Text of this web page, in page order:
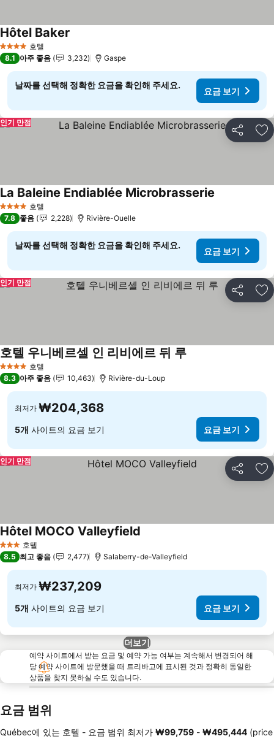
4 성급 호텔
Hôtel Baker
8.1 아주 좋음 3,232 Gaspe
날짜를 선택해 정확한 요금을 확인해 주세요.
요금 보기
공유 즐
인기 만점
4 성급 호텔
La Baleine Endiablée Microbrasserie
7.8 좋음 2,228 Rivière-Ouelle
날짜를 선택해 정확한 요금을 확인해 주세요.
요금 보기
공유 즐
인기 만점
4 성급 호텔
호텔 우니베르셀 인 리비에르 뒤 루
8.3 아주 좋음 10,463 Rivière-du-Loup
최저가 ₩204,368
5개 사이트의 요금 보기 요금 보기
공유 즐
인기 만점
3 성급 호텔
Hôtel MOCO Valleyfield
8.5 최고 좋음 2,477 Salaberry-de-Valleyfield
최저가 ₩237,209
5개 사이트의 요금 보기 요금 보기
더보기
예약 사이트에서 받는 요금 및 예약 가능 여부는 계속해서 변경되어 해
당 예약 사이트에 방문했을 때 트리바고에 표시된 것과 정확히 동일한
상품을 찾지 못하실 수도 있습니다.
요금 범위
Québec에 있는 호텔 - 요금 범위 최저가 ‎₩99,759 - ‎₩495,444 (price